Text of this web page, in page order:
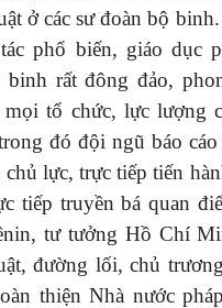
ở các sư đoàn bộ
phổ biến, giáo dục
binh rất đông đảo,
mọi tổ chức, lực lượng
đó đội ngũ báo
lực, trực tiếp tiến
tiếp truyền bá quan
tư­ tưởng Hồ Chí
đường lối, chủ
thiện Nhà nước